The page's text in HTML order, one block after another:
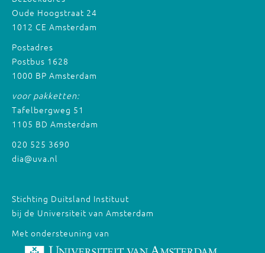
Oude Hoogstraat 24
1012 CE Amsterdam
Postadres
Postbus 1628
1000 BP Amsterdam
voor pakketten:
Tafelbergweg 51
1105 BD Amsterdam
020 525 3690
dia@uva.nl
Stichting Duitsland Instituut
bij de Universiteit van Amsterdam
Met ondersteuning van